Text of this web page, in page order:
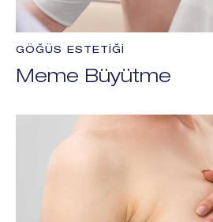
Meme Büyütme
GÖĞÜS ESTETIĞI